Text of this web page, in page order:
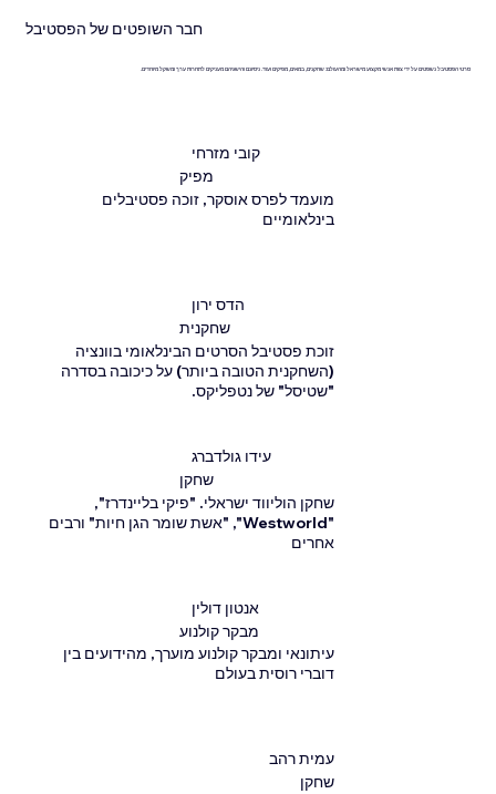
סרטי הפסטיבל נשפטים על ידי צוות אנשי מקצוע מישראל ומהעולם: שחקנים, במאים, מפיקים ועוד. ניסיונם והישגיהם מעניקים לתחרות ערך ומשקל מיוחדים.
חבר השופטים של הפסטיבל
קובי מזרחי
מפיק
מועמד לפרס אוסקר, זוכה פסטיבלים
בינלאומיים
הדס ירון
שחקנית
זוכת פסטיבל הסרטים הבינלאומי בוונציה
(השחקנית הטובה ביותר) על כיכובה בסדרה
"שטיסל" של נטפליקס.
עידו גולדברג
שחקן
שחקן הוליווד ישראלי. "פיקי בליינדרז",
"Westworld", "אשת שומר הגן חיות" ורבים
אחרים
אנטון דולין
מבקר קולנוע
עיתונאי ומבקר קולנוע מוערך, מהידועים בין
דוברי רוסית בעולם
עמית רהב
שחקן